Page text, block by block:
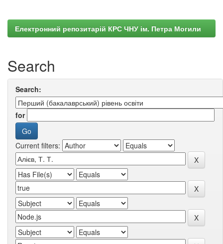
Електронний репозитарій КРС ЧНУ ім. Петра Могили
Search
Search:
for
Current filters: